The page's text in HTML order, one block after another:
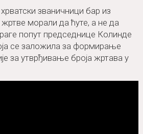
званичници бар из
морали да ћуте, а не да
попут председнице Колинде
се заложила за формирање
за утврђивање броја жртава у